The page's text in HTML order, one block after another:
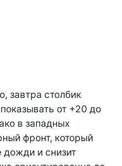
завтра столбик
от +20 до
в западных
фронт, который
дожди и снизит